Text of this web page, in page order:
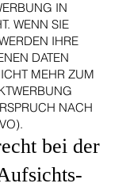
IN
WENN SIE
IHRE
DATEN
MEHR ZUM
NACH
bei der